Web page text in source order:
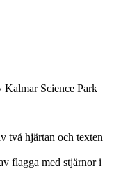
Kalmar Science Park